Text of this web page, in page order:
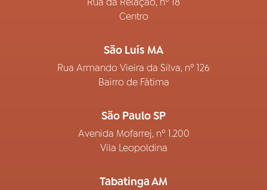
Centro
São Luís MA
Rua Armando Vieira da Silva, nº 126
Bairro de Fátima
São Paulo SP
Avenida Mofarrej, nº 1.200
Vila Leopoldina
Tabatinga AM